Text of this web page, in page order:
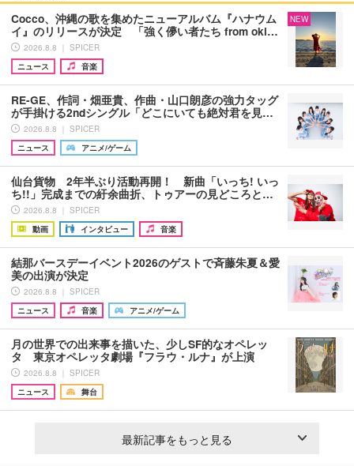
Cocco、沖縄の歌を集めたニューアルバム『ハナウム
イ』のリリースが決定 「強く儚い者たち from oki…
2026.8.8 ｜ SPICER
ニュース
音楽
NEW
RE-GE、作詞・畑亜貴、作曲・山口朗彦の強力タッグ
が手掛ける2ndシングル「どこにいても絶対君を見…
2026.8.8 ｜ SPICER
ニュース
アニメ/ゲーム
仙台貨物 2年半ぶり活動再開！ 新曲「いっち! いっ
ち!!」完成までの紆余曲折、トゥアーの見どころと…
2026.8.8 ｜ SPICER
動画
インタビュー 音楽
結那バースデーイベント2026のゲストで斉藤朱夏＆愛
美の出演が決定
2026.8.8 ｜ SPICER
ニュース
音楽 アニメ/ゲーム
月の世界での出来事を描いた、少しSF的なオペレッ
タ 東京オペレッタ劇場『フラウ・ルナ』が上演
2026.8.8 ｜ SPICER
ニュース
舞台
最新記事をもっと見る